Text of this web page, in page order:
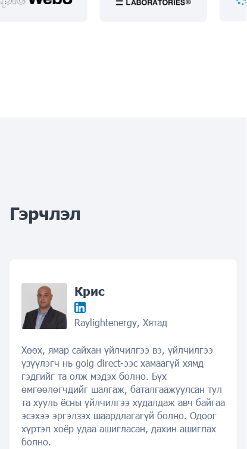
Гэрчлэл
Крис
Raylightenergy, Хятад
Хөөх, ямар сайхан үйлчилгээ вэ, үйлчилгээ
үзүүлэгч нь goig direct-ээс хамаагүй хямд
гэдгийг та олж мэдэх болно. Бүх
өмгөөлөгчдийг шалгаж, баталгаажуулсан тул
та хууль ёсны үйлчилгээ худалдаж авч байгаа
эсэхээ эргэлзэх шаардлагагүй болно. Одоог
хүртэл хоёр удаа ашигласан, дахин ашиглах
болно.